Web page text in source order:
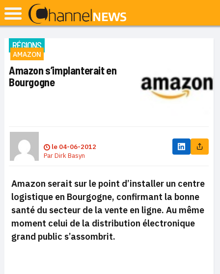
RÉGIONS
AMAZON
Amazon s’implanterait en
Bourgogne
le 04-06-2012
ParDirk Basyn
Amazon serait sur le point d’installer un centre
logistique en Bourgogne, confirmant la bonne
santé du secteur de la vente en ligne. Au même
moment celui de la distribution électronique
grand public s’assombrit.